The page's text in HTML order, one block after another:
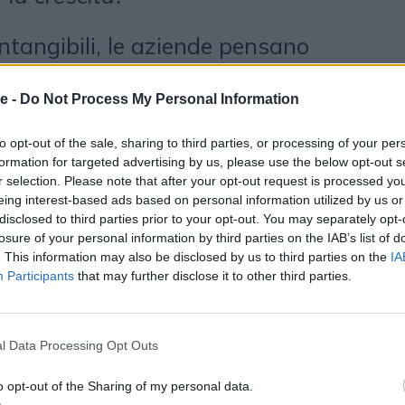
- Do Not Process My Personal Information
opt-out of the sale, sharing to third parties, or processing of your
for targeted advertising by us, please use the below opt-out
selection. Please note that after your opt-out request is processed
interest-based ads based on personal information utilized by us
to third parties prior to your opt-out. You may separately
of your personal information by third parties on the IAB’s list of
This information may also be disclosed by us to third parties on the
Participants that may further disclose it to other third parties.
Data Processing Opt Outs
opt-out of the Sharing of my personal data.
le aziende pensano
ed è corretto, ma in
della lista se vogliamo
abbiano un impatto reale su
davvero sottovalutati, quelli
progetti prima ancora che
della leadership, il
e la cultura commerciale. La
non è il carisma, ma la
e non tornare
passi. Ancora oggi molte